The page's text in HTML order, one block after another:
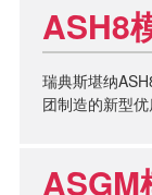
ASH8
瑞典斯堪纳
团制造的新型
ASGM